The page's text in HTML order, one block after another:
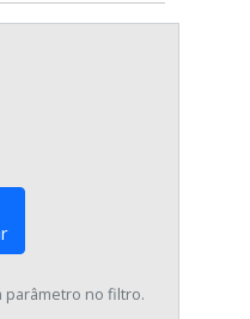
parâmetro no filtro.